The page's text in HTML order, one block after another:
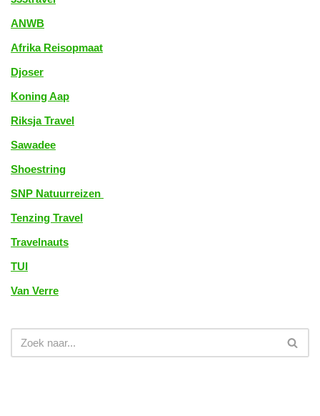
ANWB
Afrika Reisopmaat
Djoser
Koning Aap
Riksja Travel
Sawadee
Shoestring
SNP Natuurreizen
Tenzing Travel
Travelnauts
TUI
Van Verre